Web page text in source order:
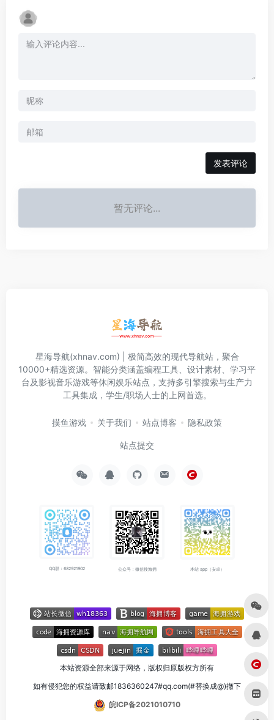
发表评论
暂无评论...
星海导航(xhnav.com) | 极简高效的现代导航站，聚合
10000+精选资源。智能分类涵盖编程工具、设计素材、学习平
台及影视音乐游戏等休闲娱乐站点，支持多引擎搜索与生产力
工具集成，学生/职场人士的上网首选。
摸鱼游戏 关于我们 站点博客 隐私政策
站点提交
QQ群：682921902 公众号：微信搜海拥 本站 app（安卓）
本站资源全部来源于网络，版权归原版权方所有
如有侵犯您的权益请致邮1836360247#qq.com(#替换成@)撤下
皖ICP备2021010710